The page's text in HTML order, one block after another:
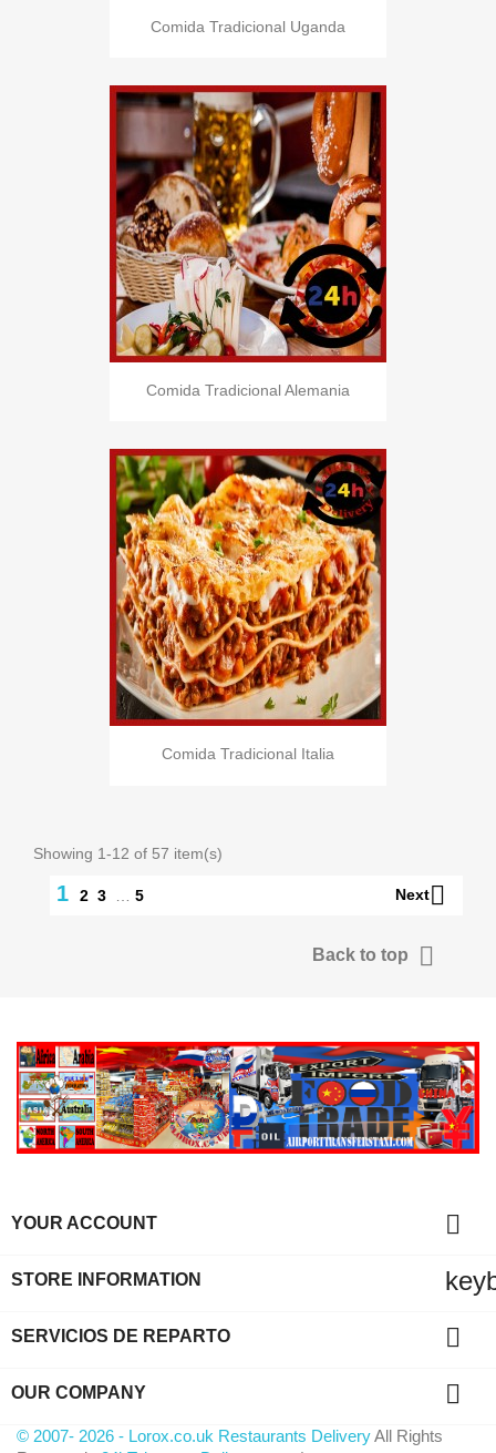
Comida Tradicional Uganda
Comida Tradicional Alemania
Comida Tradicional Italia
Showing 1-12 of 57 item(s)
1 2 3 5 Next
Back to top 
YOUR ACCOUNT 
STORE INFORMATION
SERVICIOS DE REPARTO 
OUR COMPANY 
© 2007- 2026 - Lorox.co.uk Restaurants DeliveryAll Rights